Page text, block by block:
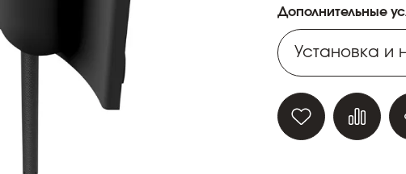
Дополнительные
Установка и
Установка и
Установка и